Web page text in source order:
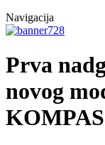
Navigacija
Prva
novog
KOMPAS